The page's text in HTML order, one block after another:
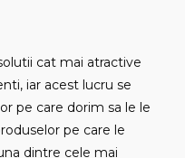
cat mai atractive
iar acest lucru se
pe care dorim sa le le
pe care le
dintre cele mai